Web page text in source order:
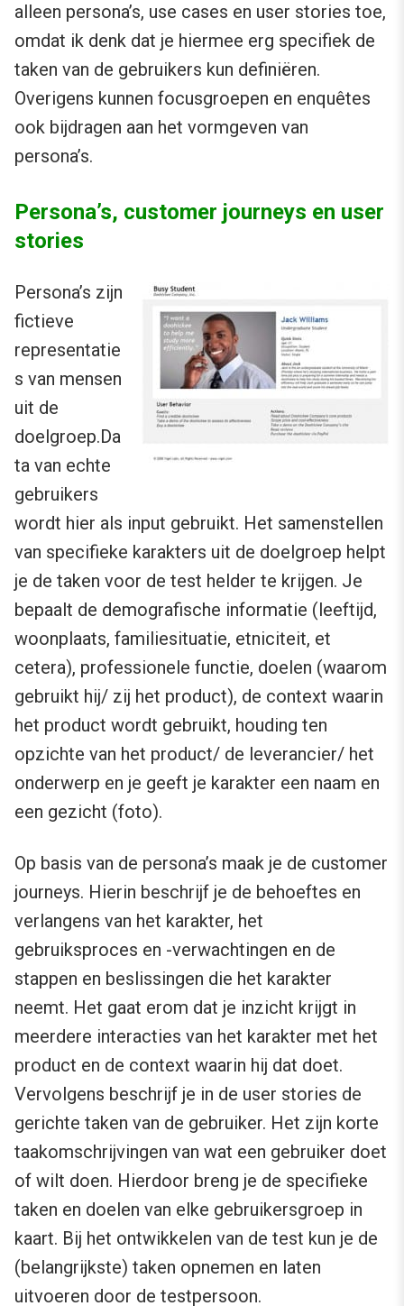
alleen persona’s, use cases en user stories toe,
omdat ik denk dat je hiermee erg specifiek de
taken van de gebruikers kun definiëren.
Overigens kunnen focusgroepen en enquêtes
ook bijdragen aan het vormgeven van
persona’s.
Persona’s, customer journeys en user
stories
Persona’s zijn
fictieve
representatie
s van mensen
uit de
doelgroep.Da
ta van echte
gebruikers
wordt hier als input gebruikt. Het samenstellen
van specifieke karakters uit de doelgroep helpt
je de taken voor de test helder te krijgen. Je
bepaalt de demografische informatie (leeftijd,
woonplaats, familiesituatie, etniciteit, et
cetera), professionele functie, doelen (waarom
gebruikt hij/ zij het product), de context waarin
het product wordt gebruikt, houding ten
opzichte van het product/ de leverancier/ het
onderwerp en je geeft je karakter een naam en
een gezicht (foto).
Op basis van de persona’s maak je de customer
journeys. Hierin beschrijf je de behoeftes en
verlangens van het karakter, het
gebruiksproces en -verwachtingen en de
stappen en beslissingen die het karakter
neemt. Het gaat erom dat je inzicht krijgt in
meerdere interacties van het karakter met het
product en de context waarin hij dat doet.
Vervolgens beschrijf je in de user stories de
gerichte taken van de gebruiker. Het zijn korte
taakomschrijvingen van wat een gebruiker doet
of wilt doen. Hierdoor breng je de specifieke
taken en doelen van elke gebruikersgroep in
kaart. Bij het ontwikkelen van de test kun je de
(belangrijkste) taken opnemen en laten
uitvoeren door de testpersoon.